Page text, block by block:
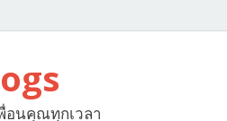
อนคุณทุกเวลา